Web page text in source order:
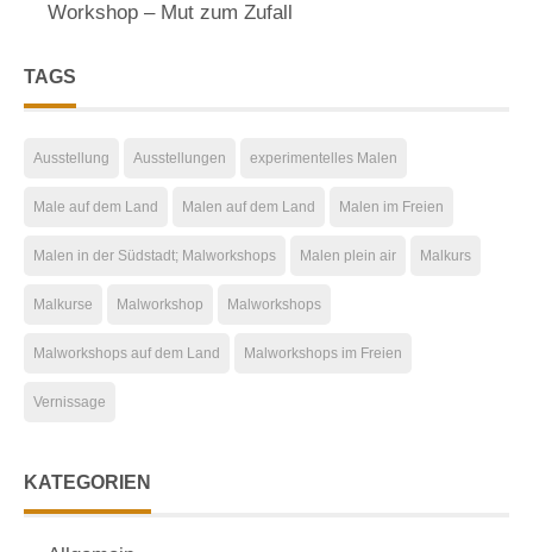
Workshop – Mut zum Zufall
TAGS
Ausstellung Ausstellungen experimentelles Malen
Male auf dem Land Malen auf dem Land Malen im Freien
Malen in der Südstadt; Malworkshops Malen plein air Malkurs
Malkurse Malworkshop Malworkshops
Malworkshops auf dem Land Malworkshops im Freien
Vernissage
KATEGORIEN